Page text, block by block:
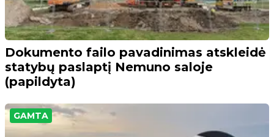
Dokumento failo pavadinimas atskleidė
statybų paslaptį Nemuno saloje
(papildyta)
GAMTA